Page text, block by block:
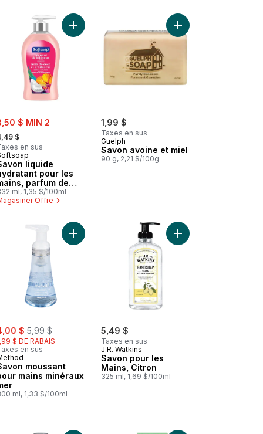
crisp clean, recharge de au panier
GEL ASSAINISSEUR POUR MAINS au panier
$ MIN 2
formerly:
$
en sus
liquide
pour les
parfum de
de coco et
ml, 1,35 $/100ml
Offre
Ajouter Savon liquide hydratant pour les
1,99 $
Taxes en sus
Guelph
Savon avoine et miel
90 g, 2,21 $/100g
Ajouter Savon avoine
et d'hibiscus recharge au panier
parfum Midnight Blooms, flacon à pompe de 221 ml au panier
liquide hydratant pour les mains à la lavande et au karité au
$ , formerly:
5,99 $
$ DE RABAIS
en sus
moussant
mains minéraux
ml, 1,33 $/100ml
Ajouter Savon moussant pour mains minéraux
5,49 $
Taxes en sus
J.R. Watkins
Savon pour les
Mains, Citron
325 ml, 1,69 $/100ml
Ajouter Savon pour